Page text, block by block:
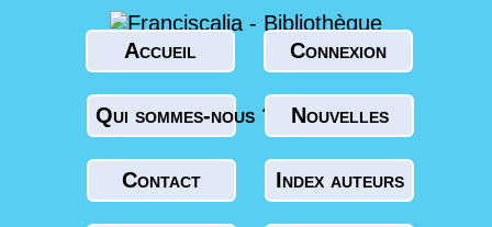
Accueil Connexion
Qui sommes-nous ? Nouvelles
Contact Index auteurs